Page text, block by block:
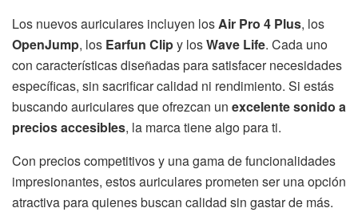
Los nuevos auriculares incluyen losAir Pro 4 Plus, los
OpenJump, los Earfun Clipy losWave Life. Cada uno
con características diseñadas para satisfacer necesidades
específicas, sin sacrificar calidad ni rendimiento. Si estás
buscando auriculares que ofrezcan un excelente sonido a
precios accesibles, la marca tiene algo para ti.
Con precios competitivos y una gama de funcionalidades
impresionantes, estos auriculares prometen ser una opción
atractiva para quienes buscan calidad sin gastar de más.